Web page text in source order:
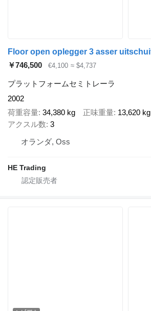
￥746,500 €4,100 ≈ $4,737
プラットフォームセミトレーラ
2002
荷重容量 34,380 kg 正味重量 13,620 kg
アクスル数 3
オランダ, Oss
HE Trading